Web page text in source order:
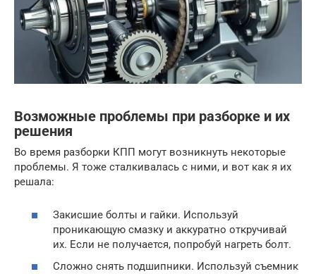
Возможные проблемы при разборке и их
решения
Во время разборки КПП могут возникнуть некоторые
проблемы. Я тоже сталкивалась с ними, и вот как я их
решала:
Закисшие болты и гайки. Используй
проникающую смазку и аккуратно откручивай
их. Если не получается, попробуй нагреть болт.
Сложно снять подшипники. Используй съемник